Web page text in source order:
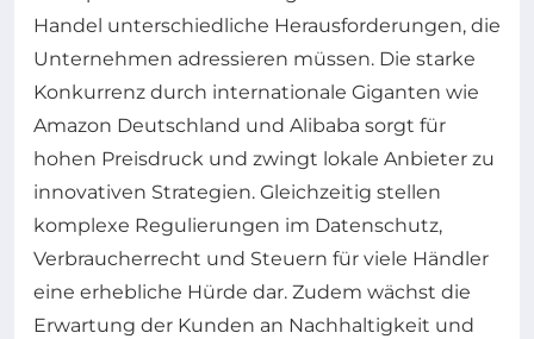
Handel unterschiedliche Herausforderungen, die
Unternehmen adressieren müssen. Die starke
Konkurrenz durch internationale Giganten wie
Amazon Deutschland und Alibaba sorgt für
hohen Preisdruck und zwingt lokale Anbieter zu
innovativen Strategien. Gleichzeitig stellen
komplexe Regulierungen im Datenschutz,
Verbraucherrecht und Steuern für viele Händler
eine erhebliche Hürde dar. Zudem wächst die
Erwartung der Kunden an Nachhaltigkeit und